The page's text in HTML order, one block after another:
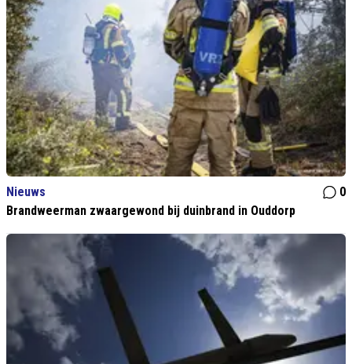
Nieuws
0
Brandweerman zwaargewond bij duinbrand in Ouddorp